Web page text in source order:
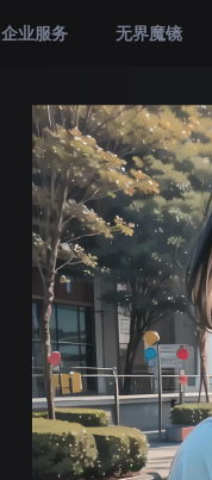
企业服务 无界魔镜